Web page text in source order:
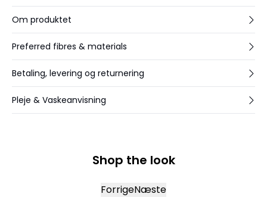
Om produktet
Preferred fibres & materials
Betaling, levering og returnering
Pleje & Vaskeanvisning
Shop the look
ForrigeNæste